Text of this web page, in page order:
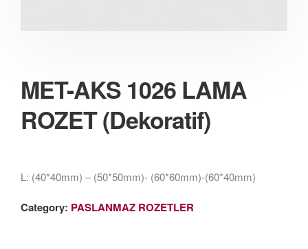
MET-AKS 1026 LAMA
ROZET (Dekoratif)
L: (40*40mm) – (50*50mm)- (60*60mm)-(60*40mm)
Category: PASLANMAZ ROZETLER